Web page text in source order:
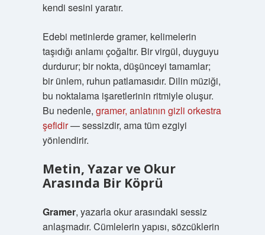
kendi sesini yaratır.
Edebi metinlerde gramer, kelimelerin
taşıdığı anlamı çoğaltır. Bir virgül, duyguyu
durdurur; bir nokta, düşünceyi tamamlar;
bir ünlem, ruhun patlamasıdır. Dilin müziği,
bu noktalama işaretlerinin ritmiyle oluşur.
Bu nedenle, gramer, anlatının gizli orkestra
şefidir— sessizdir, ama tüm ezgiyi
yönlendirir.
Metin, Yazar ve Okur
Arasında Bir Köprü
Gramer, yazarla okur arasındaki sessiz
anlaşmadır. Cümlelerin yapısı, sözcüklerin